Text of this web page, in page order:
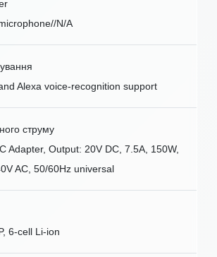
N/A
Alexa voice-recognition support
струму
Adapter, Output: 20V DC, 7.5A, 150W,
AC, 50/60Hz universal
6-cell Li-ion